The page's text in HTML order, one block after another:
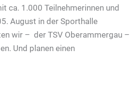
ca. 1.000 Teilnehmerinnen und
August in der Sporthalle
wir – der TSV Oberammergau –
Und planen einen